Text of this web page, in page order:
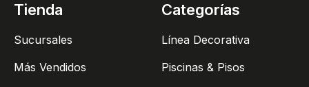
Tienda
Sucursales
Más Vendidos
Categorías
Línea Decorativa
Piscinas & Pisos